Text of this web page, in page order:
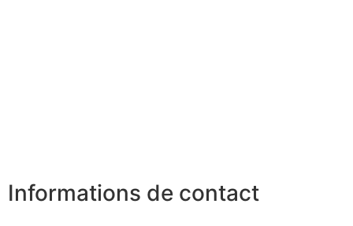
Informations de contact